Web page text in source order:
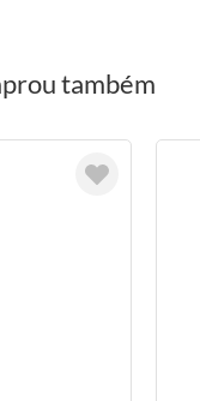
também